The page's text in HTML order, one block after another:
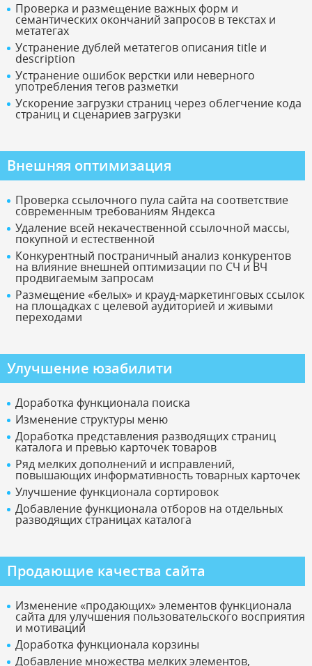
Проверка и размещение важных форм и
семантических окончаний запросов в текстах и
метатегах
Устранение дублей метатегов описания title и
description
Устранение ошибок верстки или неверного
употребления тегов разметки
Ускорение загрузки страниц через облегчение кода
страниц и сценариев загрузки
Внешняя оптимизация
Проверка ссылочного пула сайта на соответствие
современным требованиям Яндекса
Удаление всей некачественной ссылочной массы,
покупной и естественной
Конкурентный постраничный анализ конкурентов
на влияние внешней оптимизации по СЧ и ВЧ
продвигаемым запросам
Размещение «белых» и крауд-маркетинговых ссылок
на площадках с целевой аудиторией и живыми
переходами
Улучшение юзабилити
Доработка функционала поиска
Изменение структуры меню
Доработка представления разводящих страниц
каталога и превью карточек товаров
Ряд мелких дополнений и исправлений,
повышающих информативность товарных карточек
Улучшение функционала сортировок
Добавление функционала отборов на отдельных
разводящих страницах каталога
Продающие качества сайта
Изменение «продающих» элементов функционала
сайта для улучшения пользовательского восприятия
и мотиваций
Доработка функционала корзины
Добавление множества мелких элементов,